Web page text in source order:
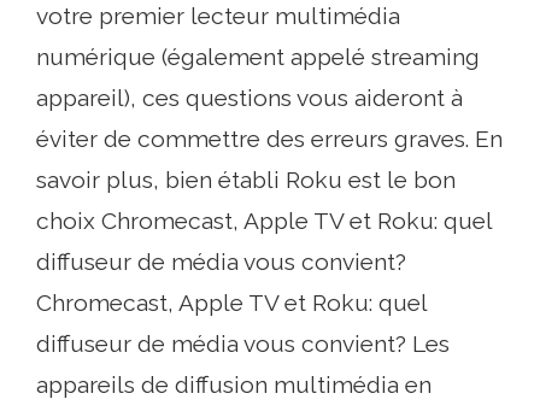
votre premier lecteur multimédia
numérique (également appelé streaming
appareil), ces questions vous aideront à
éviter de commettre des erreurs graves. En
savoir plus, bien établi Roku est le bon
choix Chromecast, Apple TV et Roku: quel
diffuseur de média vous convient?
Chromecast, Apple TV et Roku: quel
diffuseur de média vous convient? Les
appareils de diffusion multimédia en